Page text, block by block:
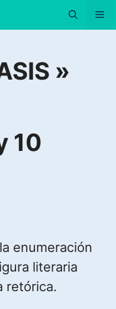
»
10
enumeración
literaria
retórica.